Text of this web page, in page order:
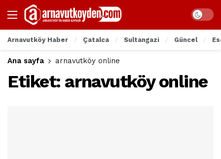
Arnavutköy Haber Çatalca Sultangazi Güncel
Ana sayfa arnavutköy online
Etiket: arnavutköy online